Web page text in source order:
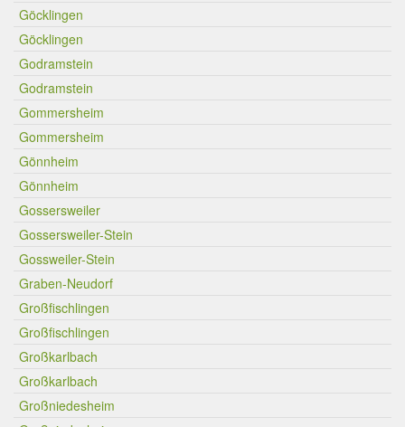
Göcklingen
Göcklingen
Godramstein
Godramstein
Gommersheim
Gommersheim
Gönnheim
Gönnheim
Gossersweiler
Gossersweiler-Stein
Gossweiler-Stein
Graben-Neudorf
Großfischlingen
Großfischlingen
Großkarlbach
Großkarlbach
Großniedesheim